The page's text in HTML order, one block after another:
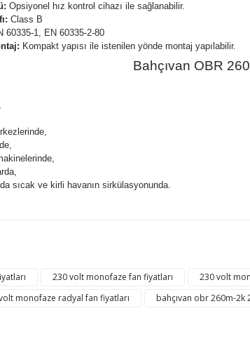
Opsiyonel hız kontrol cihazı ile sağlanabilir.
Class B
60335-1, EN 60335-2-80
Kompakt yapısı ile istenilen yönde montaj yapılabilir.
Bahçıvan OBR
sıcak ve kirli havanın sirkülasyonunda.
kalitesiz, bozuk veya görüntülenemiyor.
230 volt monofaze fan fiyatları 230 volt
monofaze radyal fan fiyatları
bahçıvan obr 260m-